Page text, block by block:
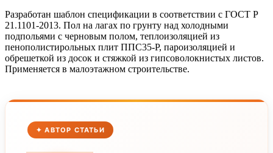
Разработан шаблон спецификации в соответствии с ГОСТ Р
21.1101-2013. Пол на лагах по грунту над холодными
подпольями с черновым полом, теплоизоляцией из
пенополистирольных плит ППС35-P, пароизоляцией и
обрешеткой из досок и стяжкой из гипсоволокнистых листов.
Применяется в малоэтажном строительстве.
✦ АВТОР СТАТЬИ